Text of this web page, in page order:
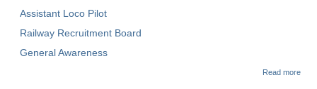
Assistant Loco Pilot
Railway Recruitment Board
General Awareness
Read more